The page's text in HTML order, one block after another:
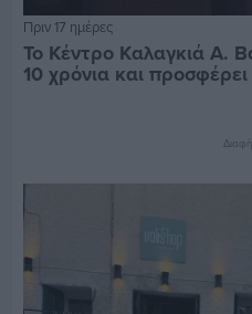
Πριν 17 ημέρες
Το Κέντρο Καλαγκιά Α.
10 χρόνια και